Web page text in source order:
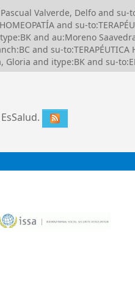
Valverde, Delfo and su-
and su-
and au:Moreno
and su-
and itype:BK and su-